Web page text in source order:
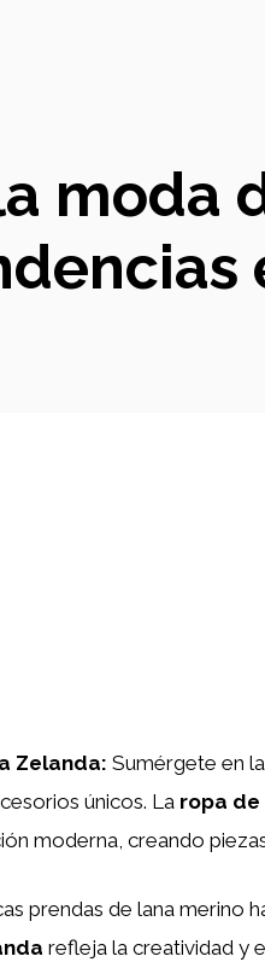
moda
Zelanda: Sumérgete en
únicos. La ropa de
moderna, creando
prendas de lana merino
refleja la creatividad y